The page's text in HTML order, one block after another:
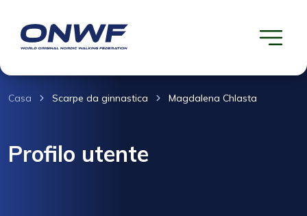
Casa Scarpe da ginnastica Magdalena Chlasta
Profilo utente